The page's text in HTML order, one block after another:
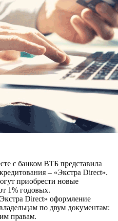
с банком ВТБ представила
– «Экстра Direct».
приобрести новые
1% годовых.
Direct» оформление
по двум документам:
правам.